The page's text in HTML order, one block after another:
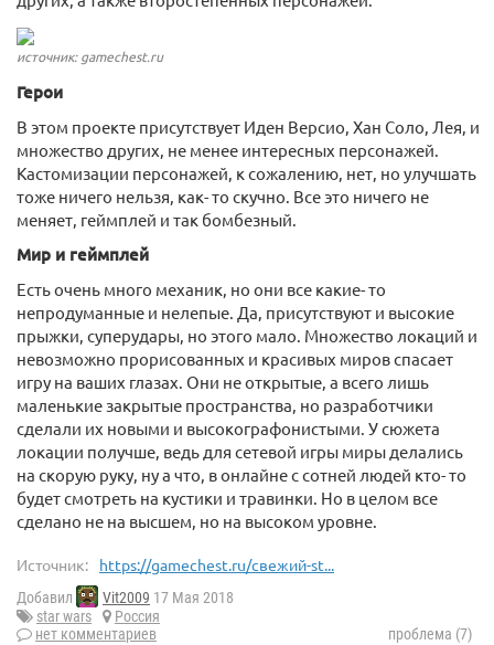
источник: gamechest.ru
Герои
В этом проекте присутствует Иден Версио, Хан Соло, Лея, и
множество других, не менее интересных персонажей.
Кастомизации персонажей, к сожалению, нет, но улучшать
тоже ничего нельзя, как- то скучно. Все это ничего не
меняет, геймплей и так бомбезный.
Мир и геймплей
Есть очень много механик, но они все какие- то
непродуманные и нелепые. Да, присутствуют и высокие
прыжки, суперудары, но этого мало. Множество локаций и
невозможно прорисованных и красивых миров спасает
игру на ваших глазах. Они не открытые, а всего лишь
маленькие закрытые пространства, но разработчики
сделали их новыми и высокографонистыми. У сюжета
локации получше, ведь для сетевой игры миры делались
на скорую руку, ну а что, в онлайне с сотней людей кто- то
будет смотреть на кустики и травинки. Но в целом все
сделано не на высшем, но на высоком уровне.
Источник: https://gamechest.ru/свежий-st...
Добавил Vit2009 17 Мая 2018
star wars
Россия
нет комментариев
проблема (7)